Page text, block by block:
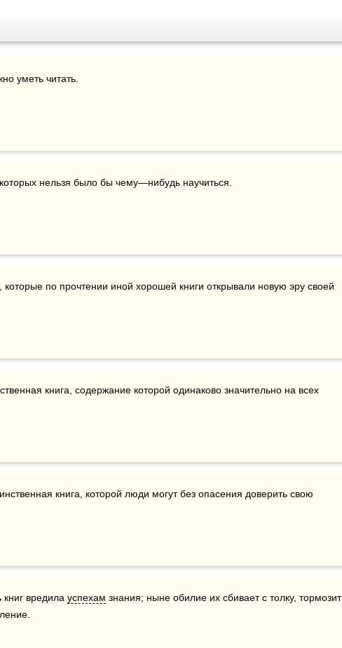
уметь читать.
которых нельзя было бы чему—нибудь научиться.
книга, содержание которой одинаково значительно на всех
книг вредила успехам знания; ныне обилие их сбивает с толку, тормозит